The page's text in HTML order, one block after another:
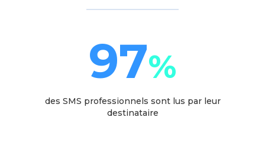
97%
des SMS professionnels sont lus par leur
destinataire